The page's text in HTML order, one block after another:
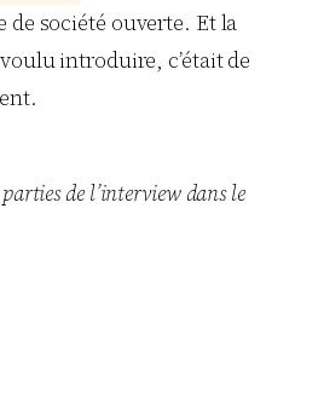
de société ouverte. Et la
introduire, c’était de
de l’interview dans le